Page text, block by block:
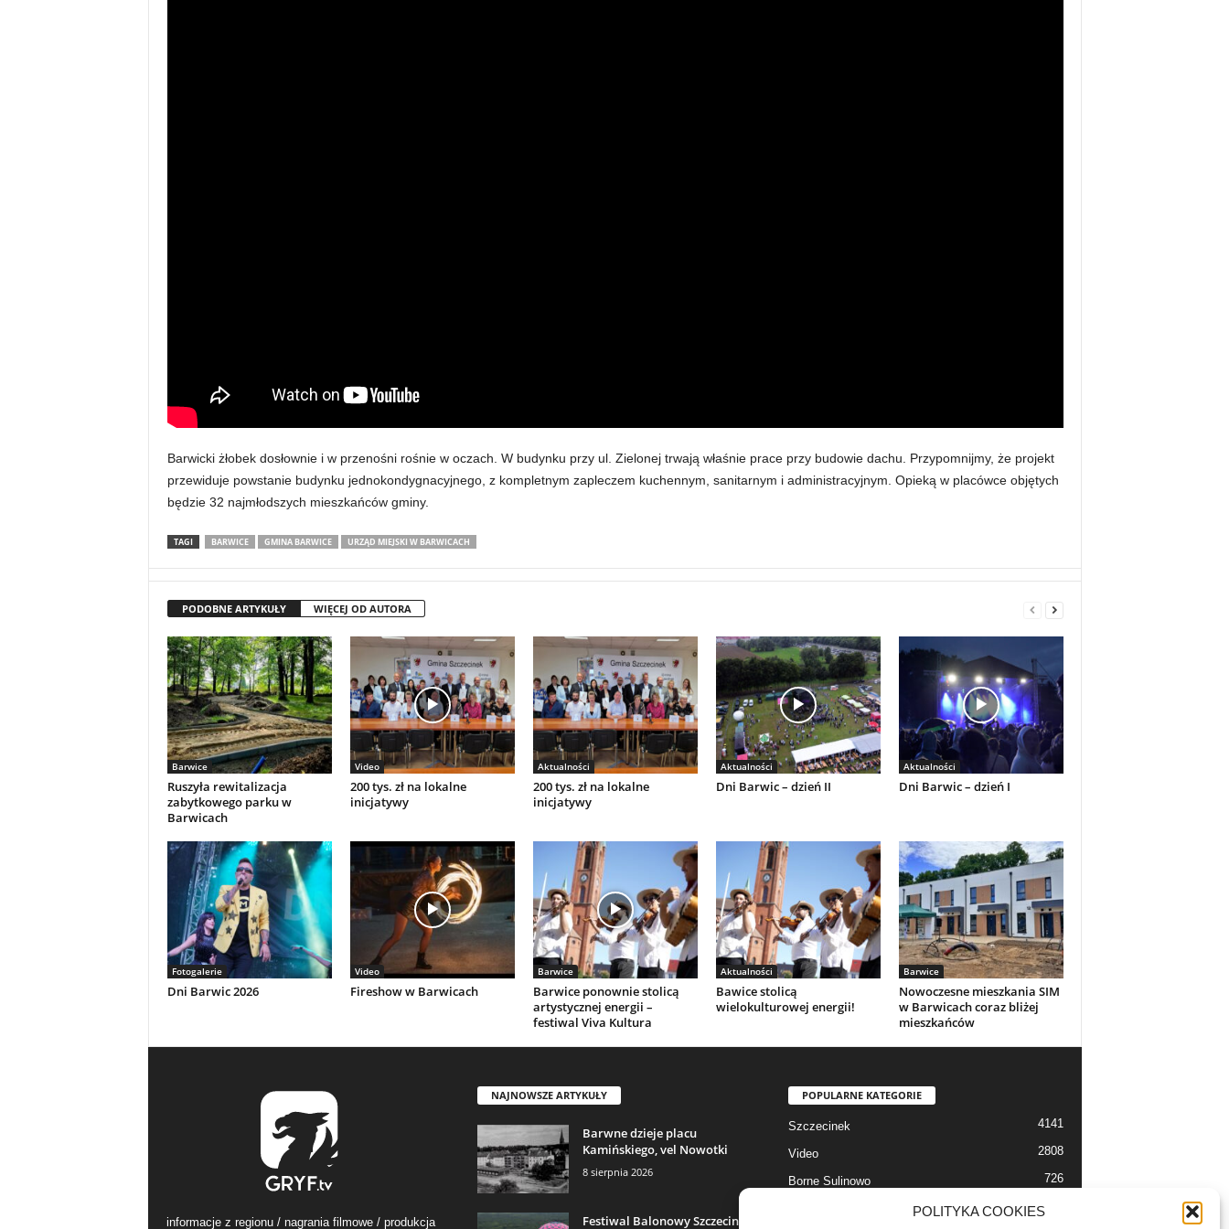
POLITYKA COOKIES
Barwicki żłobek dosłownie i w przenośni rośnie w oczach. W budynku przy ul. Zielonej trwają właśnie prace przy budowie dachu. Przypomnijmy, że projekt
przewiduje powstanie budynku jednokondygnacyjnego, z kompletnym zapleczem kuchennym, sanitarnym i administracyjnym. Opieką w placówce objętych
będzie 32 najmłodszych mieszkańców gminy.
TAGI BARWICE GMINA BARWICE URZĄD MIEJSKI W BARWICACH
PODOBNE ARTYKUŁY WIĘCEJ OD AUTORA
Barwice
Ruszyła rewitalizacja
zabytkowego parku w
Barwicach
Video
200 tys. zł na lokalne
inicjatywy
Aktualności
200 tys. zł na lokalne
inicjatywy
Aktualności
Dni Barwic – dzień II
Aktualności
Dni Barwic – dzień I
Fotogalerie
Dni Barwic 2026
Video
Fireshow w Barwicach
Barwice
Barwice ponownie stolicą
artystycznej energii –
festiwal Viva Kultura
Aktualności
Bawice stolicą
wielokulturowej energii!
Barwice
Nowoczesne mieszkania SIM
w Barwicach coraz bliżej
mieszkańców
informacje z regionu / nagrania filmowe / produkcja
NAJNOWSZE ARTYKUŁY
Barwne dzieje placu
Kamińskiego, vel Nowotki
8 sierpnia 2026
Festiwal Balonowy Szczecinek
POPULARNE KATEGORIE
Szczecinek 4141
Video 2808
Borne Sulinowo 726
712